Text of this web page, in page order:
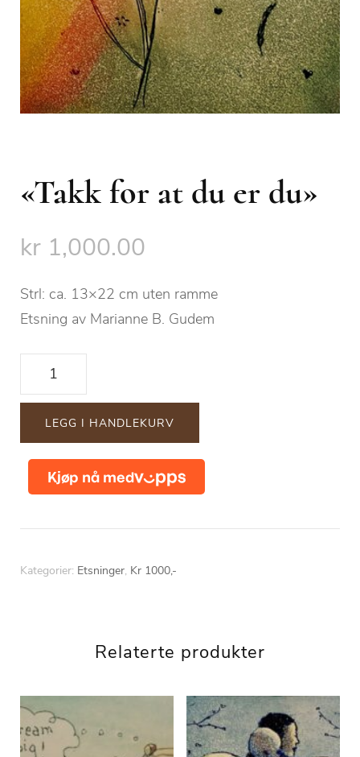
«Takk for at du er du»
kr 1,000.00
Strl: ca. 13×22 cm uten ramme
Etsning av Marianne B. Gudem
"Takk
for
du
er
du"
LEGG I HANDLEKURV
Kategorier: Etsninger, Kr 1000,-
Relaterte produkter